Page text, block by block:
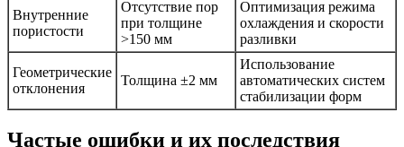
Внутренние
пористости
Отсутствие пор
при толщине
>150 мм
Оптимизация режима
охлаждения и скорости
разливки
Геометрические
отклонения
Толщина ±2 мм
Использование
автоматических систем
стабилизации форм
Частые ошибки и их последствия